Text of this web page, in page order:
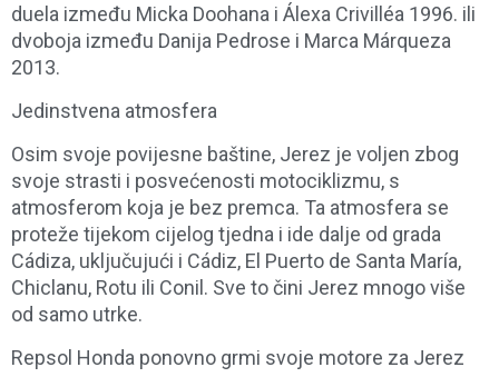
duela između Micka Doohana i Álexa Crivilléa 1996. ili
dvoboja između Danija Pedrose i Marca Márqueza
2013.
Jedinstvena atmosfera
Osim svoje povijesne baštine, Jerez je voljen zbog
svoje strasti i posvećenosti motociklizmu, s
atmosferom koja je bez premca. Ta atmosfera se
proteže tijekom cijelog tjedna i ide dalje od grada
Cádiza, uključujući i Cádiz, El Puerto de Santa María,
Chiclanu, Rotu ili Conil. Sve to čini Jerez mnogo više
od samo utrke.
Repsol Honda ponovno grmi svoje motore za Jerez